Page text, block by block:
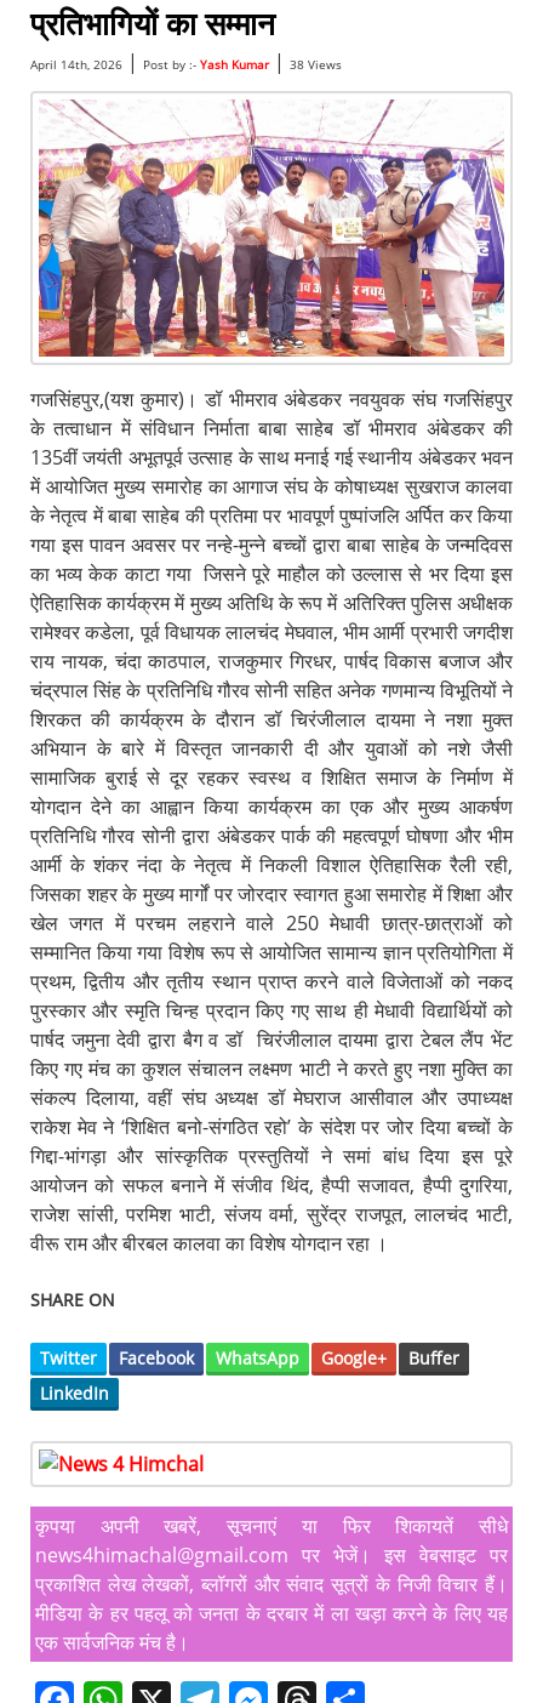
प्रतिभागियों का सम्मान
April 14th, 2026| Post by :- Yash Kumar| 38 Views
गजसिंहपुर,(यश कुमार)। डॉ भीमराव अंबेडकर नवयुवक संघ गजसिंहपुर
के तत्वाधान में संविधान निर्माता बाबा साहेब डॉ भीमराव अंबेडकर की
135वीं जयंती अभूतपूर्व उत्साह के साथ मनाई गई स्थानीय अंबेडकर भवन
में आयोजित मुख्य समारोह का आगाज संघ के कोषाध्यक्ष सुखराज कालवा
के नेतृत्व में बाबा साहेब की प्रतिमा पर भावपूर्ण पुष्पांजलि अर्पित कर किया
गया इस पावन अवसर पर नन्हे-मुन्ने बच्चों द्वारा बाबा साहेब के जन्मदिवस
का भव्य केक काटा गया जिसने पूरे माहौल को उल्लास से भर दिया इस
ऐतिहासिक कार्यक्रम में मुख्य अतिथि के रूप में अतिरिक्त पुलिस अधीक्षक
रामेश्वर कडेला, पूर्व विधायक लालचंद मेघवाल, भीम आर्मी प्रभारी जगदीश
राय नायक, चंदा काठपाल, राजकुमार गिरधर, पार्षद विकास बजाज और
चंद्रपाल सिंह के प्रतिनिधि गौरव सोनी सहित अनेक गणमान्य विभूतियों ने
शिरकत की कार्यक्रम के दौरान डॉ चिरंजीलाल दायमा ने नशा मुक्त
अभियान के बारे में विस्तृत जानकारी दी और युवाओं को नशे जैसी
सामाजिक बुराई से दूर रहकर स्वस्थ व शिक्षित समाज के निर्माण में
योगदान देने का आह्वान किया कार्यक्रम का एक और मुख्य आकर्षण
प्रतिनिधि गौरव सोनी द्वारा अंबेडकर पार्क की महत्वपूर्ण घोषणा और भीम
आर्मी के शंकर नंदा के नेतृत्व में निकली विशाल ऐतिहासिक रैली रही,
जिसका शहर के मुख्य मार्गों पर जोरदार स्वागत हुआ समारोह में शिक्षा और
खेल जगत में परचम लहराने वाले 250 मेधावी छात्र-छात्राओं को
सम्मानित किया गया विशेष रूप से आयोजित सामान्य ज्ञान प्रतियोगिता में
प्रथम, द्वितीय और तृतीय स्थान प्राप्त करने वाले विजेताओं को नकद
पुरस्कार और स्मृति चिन्ह प्रदान किए गए साथ ही मेधावी विद्यार्थियों को
पार्षद जमुना देवी द्वारा बैग व डॉ चिरंजीलाल दायमा द्वारा टेबल लैंप भेंट
किए गए मंच का कुशल संचालन लक्ष्मण भाटी ने करते हुए नशा मुक्ति का
संकल्प दिलाया, वहीं संघ अध्यक्ष डॉ मेघराज आसीवाल और उपाध्यक्ष
राकेश मेव ने ‘शिक्षित बनो-संगठित रहो’ के संदेश पर जोर दिया बच्चों के
गिद्दा-भांगड़ा और सांस्कृतिक प्रस्तुतियों ने समां बांध दिया इस पूरे
आयोजन को सफल बनाने में संजीव थिंद, हैप्पी सजावत, हैप्पी दुगरिया,
राजेश सांसी, परमिश भाटी, संजय वर्मा, सुरेंद्र राजपूत, लालचंद भाटी,
वीरू राम और बीरबल कालवा का विशेष योगदान रहा ।
SHARE ON
Twitter Facebook WhatsApp Google+
Buffer
LinkedIn
कृपया अपनी खबरें, सूचनाएं या फिर शिकायतें सीधे
news4himachal@gmail.com पर भेजें। इस वेबसाइट पर
प्रकाशित लेख लेखकों, ब्लॉगरों और संवाद सूत्रों के निजी विचार हैं।
मीडिया के हर पहलू को जनता के दरबार में ला खड़ा करने के लिए यह
एक सार्वजनिक मंच है।